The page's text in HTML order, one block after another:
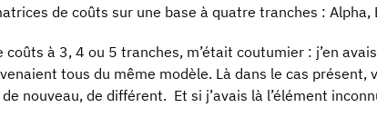
de coûts sur une base à quatre tranches : Alpha,
coûts à 3, 4 ou 5 tranches, m’était coutumier : j’en
tous du même modèle. Là dans le cas présent,
de nouveau, de différent. Et si j’avais là l’élément